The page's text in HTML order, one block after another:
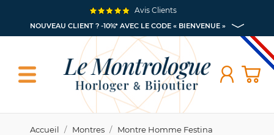
NOUVEAU CLIENT ? -10%* AVEC LE CODE « BIENVENUE »
Avis Clients
Accueil Montres
Montre Homme Festina